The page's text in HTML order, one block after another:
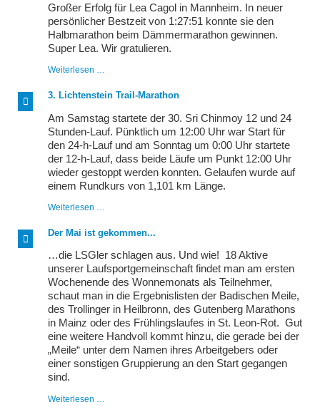
Großer Erfolg für Lea Cagol in Mannheim. In neuer
persönlicher Bestzeit von 1:27:51 konnte sie den
Halbmarathon beim Dämmermarathon gewinnen.
Super Lea. Wir gratulieren.
Weiterlesen …
gewinnt
Halbmarathon
Dämmermarathon
Mannheim
3. Lichtenstein Trail-Marathon
Am Samstag startete der 30. Sri Chinmoy 12 und 24
Stunden-Lauf. Pünktlich um 12:00 Uhr war Start für
den 24-h-Lauf und am Sonntag um 0:00 Uhr startete
der 12-h-Lauf, dass beide Läufe um Punkt 12:00 Uhr
wieder gestoppt werden konnten. Gelaufen wurde auf
einem Rundkurs von 1,101 km Länge.
Weiterlesen …
Trail-
Marathon
Der Mai ist gekommen...
…die LSGler schlagen aus. Und wie! 18 Aktive
unserer Laufsportgemeinschaft findet man am ersten
Wochenende des Wonnemonats als Teilnehmer,
schaut man in die Ergebnislisten der Badischen Meile,
des Trollinger in Heilbronn, des Gutenberg Marathons
in Mainz oder des Frühlingslaufes in St. Leon-Rot. Gut
eine weitere Handvoll kommt hinzu, die gerade bei der
„Meile“ unter dem Namen ihres Arbeitgebers oder
einer sonstigen Gruppierung an den Start gegangen
sind.
Weiterlesen …